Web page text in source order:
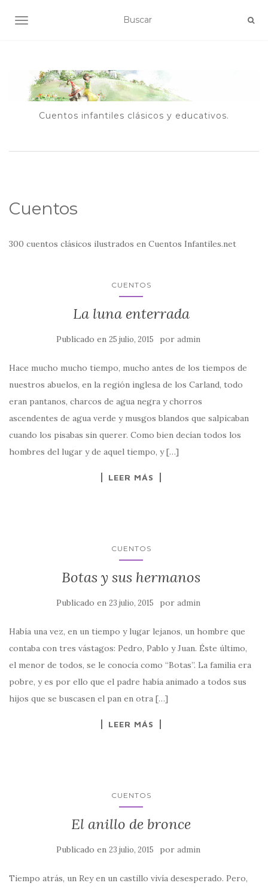
ALTERNAR NAVEGACIÓN
Cuentos infantiles clásicos y educativos.
Cuentos
300 cuentos clásicos ilustrados en Cuentos Infantiles.net
CUENTOS
La luna enterrada
Publicado en 25 julio, 2015 por admin
Hace mucho mucho tiempo, mucho antes de los tiempos de
nuestros abuelos, en la región inglesa de los Carland, todo
eran pantanos, charcos de agua negra y chorros
ascendentes de agua verde y musgos blandos que salpicaban
cuando los pisabas sin querer. Como bien decían todos los
hombres del lugar y de aquel tiempo, y […]
LEER MÁS
CUENTOS
Botas y sus hermanos
Publicado en 23 julio, 2015 por admin
Había una vez, en un tiempo y lugar lejanos, un hombre que
contaba con tres vástagos: Pedro, Pablo y Juan. Éste último,
el menor de todos, se le conocía como “Botas”. La familia era
pobre, y es por ello que el padre había animado a todos sus
hijos que se buscasen el pan en otra […]
LEER MÁS
CUENTOS
El anillo de bronce
Publicado en 23 julio, 2015 por admin
Tiempo atrás, un Rey en un castillo vivía desesperado. Pero,